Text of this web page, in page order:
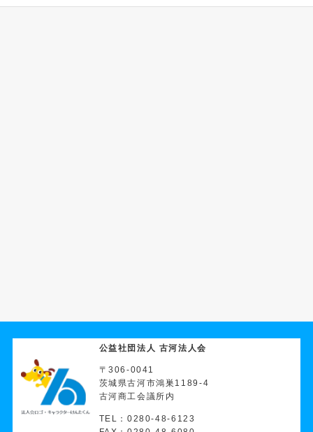
公益社団法人 古河法人会
〒306-0041
茨城県古河市鴻巣1189-4
古河商工会議所内
TEL：0280-48-6123